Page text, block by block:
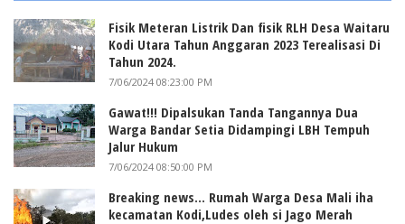
Fisik Meteran Listrik Dan fisik RLH Desa Waitaru
Kodi Utara Tahun Anggaran 2023 Terealisasi Di
Tahun 2024.
7/06/2024 08:23:00 PM
Gawat!!! Dipalsukan Tanda Tangannya Dua
Warga Bandar Setia Didampingi LBH Tempuh
Jalur Hukum
7/06/2024 08:50:00 PM
Breaking news... Rumah Warga Desa Mali iha
kecamatan Kodi,Ludes oleh si Jago Merah